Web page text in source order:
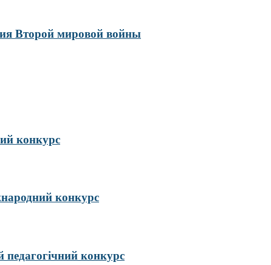
Второй мировой войны
конкурс
конкурс
конкурс